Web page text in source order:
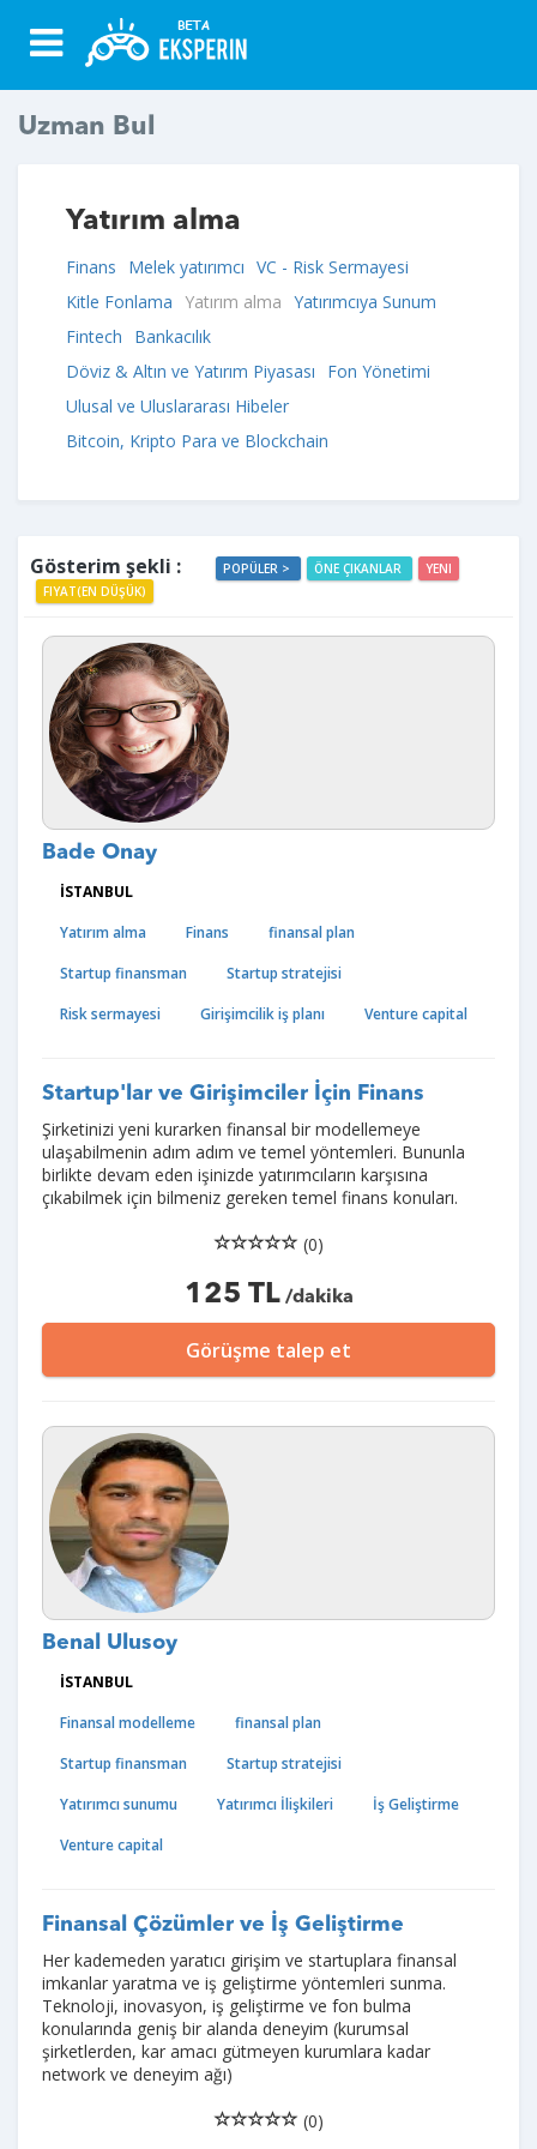
Uzman Bul
Yatırım alma
Finans Melek yatırımcı VC - Risk Sermayesi
Kitle Fonlama Yatırım alma Yatırımcıya Sunum
Fintech
Bankacılık
Döviz & Altın ve Yatırım Piyasası
Fon Yönetimi
Ulusal ve Uluslararası Hibeler
Bitcoin, Kripto Para ve Blockchain
Gösterim şekli : POPÜLER > ÖNE ÇIKANLAR
YENI
FIYAT(EN DÜŞÜK)
Bade Onay
İSTANBUL
Yatırım alma
Finans
finansal plan
Startup finansman
Startup stratejisi
Risk sermayesi
Girişimcilik iş planı Venture capital
Startup'lar ve Girişimciler İçin Finans
Şirketinizi yeni kurarken finansal bir modellemeye
ulaşabilmenin adım adım ve temel yöntemleri. Bununla
birlikte devam eden işinizde yatırımcıların karşısına
çıkabilmek için bilmeniz gereken temel finans konuları.
(0)
125 TL/dakika
Görüşme talep et
Benal Ulusoy
İSTANBUL
Finansal modelleme
finansal plan
Startup finansman
Startup stratejisi
Yatırımcı sunumu
Yatırımcı İlişkileri
İş Geliştirme
Venture capital
Finansal Çözümler ve İş Geliştirme
Her kademeden yaratıcı girişim ve startuplara finansal
imkanlar yaratma ve iş geliştirme yöntemleri sunma.
Teknoloji, inovasyon, iş geliştirme ve fon bulma
konularında geniş bir alanda deneyim (kurumsal
şirketlerden, kar amacı gütmeyen kurumlara kadar
network ve deneyim ağı)
(0)